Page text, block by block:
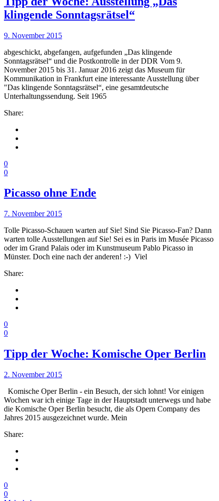
klingende Sonntagsrätsel“
9. November 2015
abgeschickt, abgefangen, aufgefunden „Das klingende
Sonntagsrätsel“ und die Postkontrolle in der DDR Vom 9.
November 2015 bis 31. Januar 2016 zeigt das Museum für
Kommunikation in Frank­furt eine interessante Ausstellung über
"Das klingende Sonntagsrätsel“, eine gesamt­deutsche
Unterhaltungssendung. Seit 1965
Share:
0
0
Picasso ohne Ende
7. November 2015
Tolle Picasso-Schauen warten auf Sie! Sind Sie Picasso-Fan? Dann
warten tolle Ausstellungen auf Sie! Sei es in Paris im Musée Picasso
oder im Grand Palais oder im Kunstmuseum Pablo Picasso in
Münster. Doch eine nach der anderen! :-) Viel
Share:
0
0
Tipp der Woche: Komische Oper Berlin
2. November 2015
Komische Oper Berlin - ein Besuch, der sich lohnt! Vor einigen
Wochen war ich einige Tage in der Hauptstadt unterwegs und habe
die Komische Oper Berlin besucht, die als Opern Company des
Jahres 2015 ausgezeichnet wurde. Mein
Share:
0
0